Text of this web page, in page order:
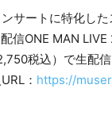
サートに特化し
信ONE MAN LIVE
税込）で生配信
： https://